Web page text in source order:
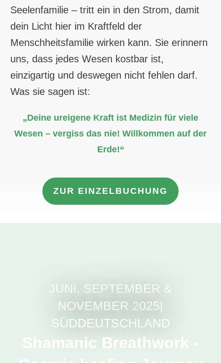
Seelenfamilie – tritt ein in den Strom, damit
dein Licht hier im Kraftfeld der
Menschheitsfamilie wirken kann. Sie erinnern
uns, dass jedes Wesen kostbar ist,
einzigartig und deswegen nicht fehlen darf.
Was sie sagen ist:
„Deine ureigene Kraft ist Medizin für viele
Wesen – vergiss das nie! Willkommen auf der
Erde!“
ZUR EINZELBUCHUNG
JUNI, SEPTEMBER &
NOVEMBER 2025|
SÜDDEUTSCHLAND
Shamanic Breathwork -